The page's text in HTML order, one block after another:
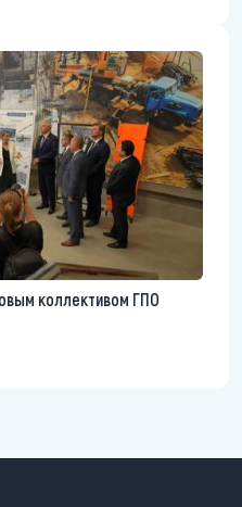
коллективом ГПО